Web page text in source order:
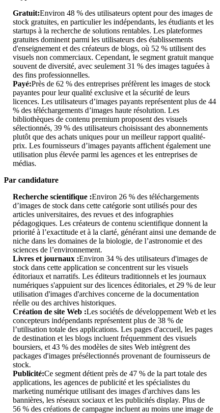
Gratuit:Environ 48 % des utilisateurs optent pour des images de
stock gratuites, en particulier les indépendants, les étudiants et les
startups à la recherche de solutions rentables. Les plateformes
gratuites dominent parmi les utilisateurs des établissements
d'enseignement et des créateurs de blogs, où 52 % utilisent des
visuels non commerciaux. Cependant, le segment gratuit manque
souvent de diversité, avec seulement 31 % des images taguées à
des fins professionnelles.
Payé:Près de 62 % des entreprises préfèrent les images de stock
payantes pour leur qualité exclusive et la sécurité de leurs
licences. Les utilisateurs d’images payants représentent plus de 44
% des téléchargements d’images haute résolution. Les
bibliothèques de contenu premium proposent des visuels
sélectionnés, 39 % des utilisateurs choisissant des abonnements
plutôt que des achats uniques pour un meilleur rapport qualité-
prix. Les fournisseurs d’images payants affichent également une
utilisation plus élevée parmi les agences et les entreprises de
médias.
Par candidature
Recherche scientifique :Environ 26 % des téléchargements
d’images de stock dans cette catégorie sont utilisés pour des
articles universitaires, des revues et des infographies
pédagogiques. Les créateurs de contenu scientifique donnent la
priorité à l’exactitude et à la clarté, générant ainsi une demande de
niche dans les domaines de la biologie, de l’astronomie et des
sciences de l’environnement.
Livres et journaux :Environ 34 % des utilisateurs d'images de
stock dans cette application se concentrent sur les visuels
éditoriaux et narratifs. Les éditeurs traditionnels et les journaux
numériques s'appuient sur des licences éditoriales, et 29 % de leur
utilisation d'images d'archives concerne de la documentation
réelle ou des archives historiques.
Création de site Web :Les sociétés de développement Web et les
concepteurs indépendants représentent plus de 38 % de
l’utilisation totale des applications. Les pages d'accueil, les pages
de destination et les blogs incluent fréquemment des visuels
boursiers, et 43 % des modèles de sites Web intègrent des
packages d'images présélectionnés provenant de fournisseurs de
stock.
Publicité:Ce segment détient près de 47 % de la part totale des
applications, les agences de publicité et les spécialistes du
marketing numérique utilisant des images d'archives dans les
bannières, les réseaux sociaux et les publicités display. Plus de
56 % des créations de campagne incluent au moins une image de